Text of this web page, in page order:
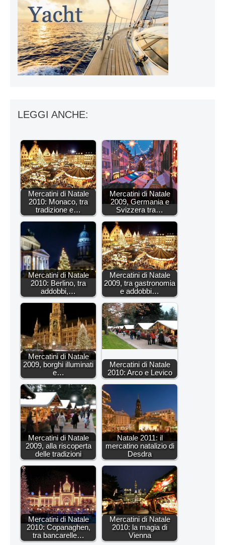
LEGGI ANCHE:
Mercatini di Natale
2010: Monaco, tra
tradizione e…
Mercatini di Natale
2009, Germania e
Svizzera tra…
Mercatini di Natale
2010: Berlino, tra
addobbi,…
Mercatini di Natale
2009, tra gastronomia
e addobbi…
Mercatini di Natale
2009, borghi illuminati
e…
Mercatini di Natale
2010: Arco e Levico
Mercatini di Natale
2009, alla riscoperta
delle tradizioni
Natale 2011: il
mercatino natalizio di
Desdra
Mercatini di Natale
2010: Copanaghen,
tra bancarelle…
Mercatini di Natale
2010: la magia di
Vienna